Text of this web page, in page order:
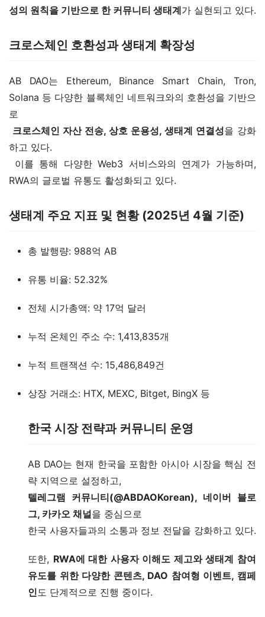
성의 원칙을 기반으로 한 커뮤니티 생태계가 실현되고 있다.
크로스체인 호환성과 생태계 확장성
AB DAO는 Ethereum, Binance Smart Chain, Tron,
Solana 등 다양한 블록체인 네트워크와의 호환성을 기반으
로
크로스체인 자산 전송, 상호 운용성, 생태계 연결성을 강화
하고 있다.
RWA의 글로벌 유통도 활성화되고 있다.
생태계 주요 지표 및 현황 (2025년 4월 기준)
총 발행량: 988억 AB
유통 비율: 52.32%
전체 시가총액: 약 17억 달러
누적 온체인 주소 수: 1,413,835개
누적 트랜잭션 수: 15,486,849건
상장 거래소: HTX, MEXC, Bitget, BingX 등
한국 시장 전략과 커뮤니티 운영
AB DAO는 현재 한국을 포함한 아시아 시장을 핵심 전
략 지역으로 설정하고,
텔레그램 커뮤니티(@ABDAOKorean), 네이버 블로
그, 카카오 채널을 중심으로
한국 사용자들과의 소통과 정보 전달을 강화하고 있다.
또한, RWA에 대한 사용자 이해도 제고와 생태계 참여
유도를 위한 다양한 콘텐츠, DAO 참여형 이벤트, 캠페
인 도 단계적으로 진행 중이다.